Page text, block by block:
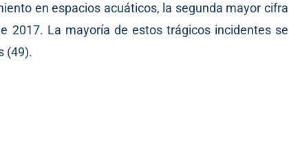
en espacios acuáticos, la segunda mayor cifra
2017. La mayoría de estos trágicos incidentes se
(49).